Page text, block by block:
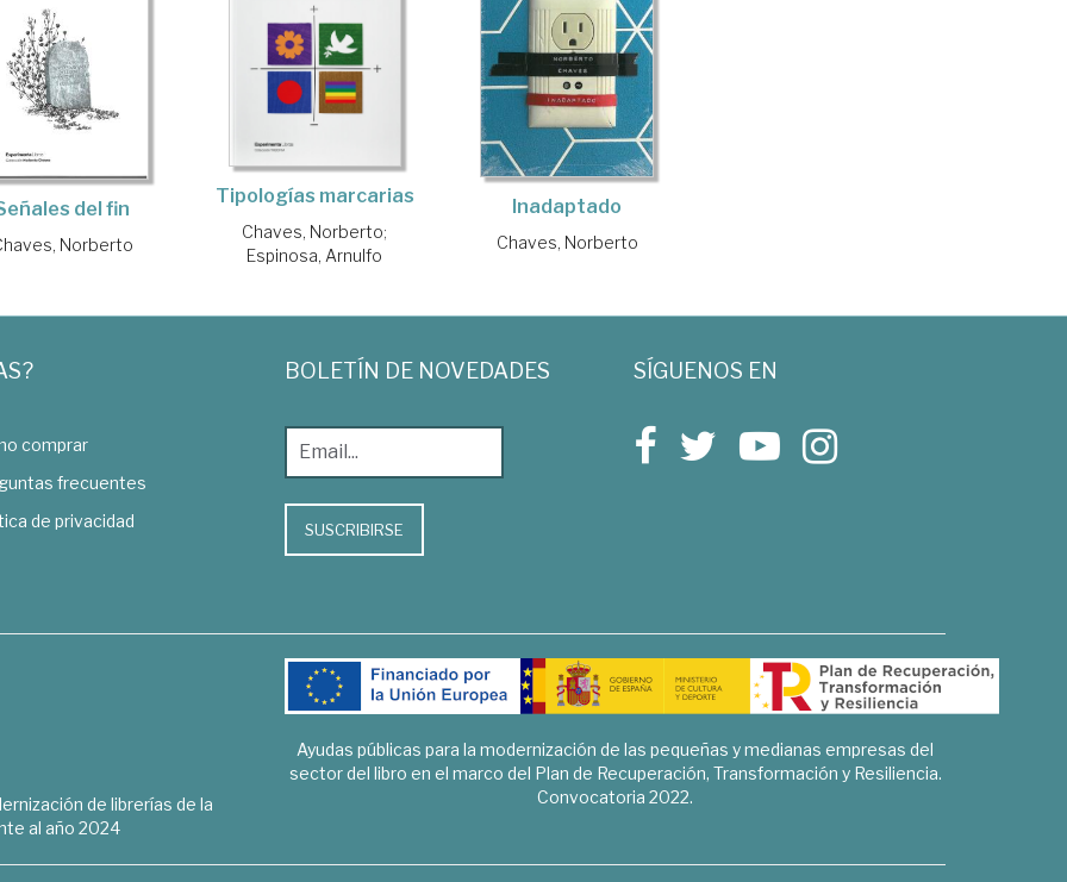
del fin
Norberto
Tipologías marcarias
Chaves, Norberto;
Espinosa, Arnulfo
Inadaptado
Chaves, Norberto
comprar
frecuentes
de privacidad
BOLETÍN DE NOVEDADES
SUSCRIBIRSE
SÍGUENOS EN
de librerías de la
al año 2024
Ayudas públicas para la modernización de las pequeñas y medianas empresas del
sector del libro en el marco del Plan de Recuperación, Transformación y Resiliencia.
Convocatoria 2022.